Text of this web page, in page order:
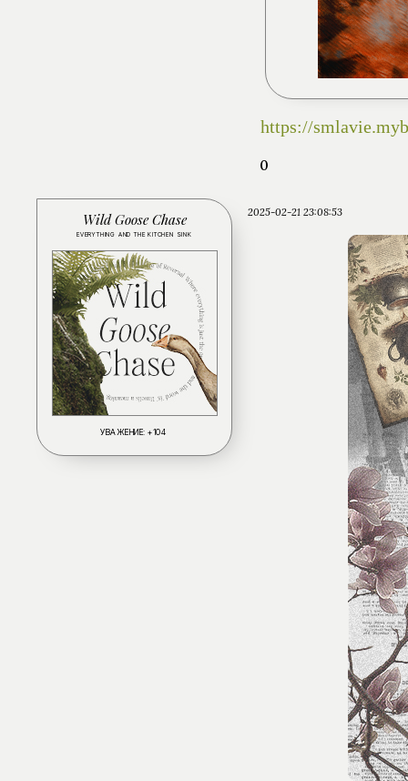
https://
0
2025-02-21 23:08:53
Wild Goose Chase
EVERYTHING AND THE KITCHEN SINK
УВАЖЕНИЕ: +104